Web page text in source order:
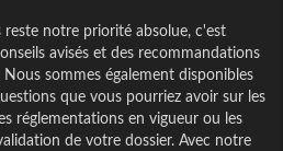
notre priorité absolue, c'est
avisés et des recommandations
sommes également disponibles
que vous pourriez avoir sur les
réglementations en vigueur ou les
de votre dossier. Avec notre